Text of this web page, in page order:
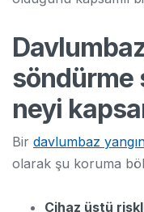
söndürme
neyi
Bir davlumbaz
olarak şu koruma
Cihaz üstü